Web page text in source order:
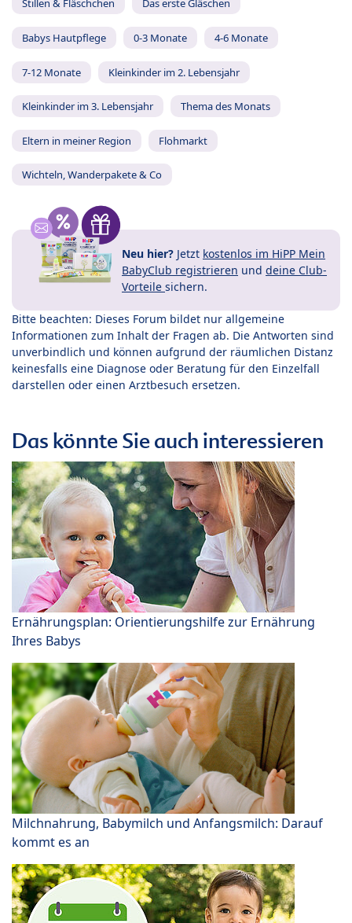
Stillen & Fläschchen Das erste Gläschen
Babys Hautpflege 0-3 Monate 4-6 Monate
7-12 Monate Kleinkinder im 2. Lebensjahr
Kleinkinder im 3. Lebensjahr Thema des Monats
Eltern in meiner Region Flohmarkt
Wichteln, Wanderpakete & Co
Neu hier? Jetzt kostenlos im HiPP Mein
BabyClub registrieren und deine Club-
Vorteile sichern.
Bitte beachten: Dieses Forum bildet nur allgemeine
Informationen zum Inhalt der Fragen ab. Die Antworten sind
unverbindlich und können aufgrund der räumlichen Distanz
keinesfalls eine Diagnose oder Beratung für den Einzelfall
darstellen oder einen Arztbesuch ersetzen.
Das könnte Sie auch interessieren
Ernährungsplan: Orientierungshilfe zur Ernährung
Ihres Babys
Milchnahrung, Babymilch und Anfangsmilch: Darauf
kommt es an